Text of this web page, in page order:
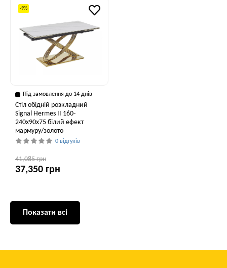
-9%
Під замовлення до 14 днів
Стіл обідній розкладний
Signal Hermes II 160-
240x90x75 білий ефект
мармуру/золото
0 відгуків
41,085 грн
37,350 грн
Показати всі